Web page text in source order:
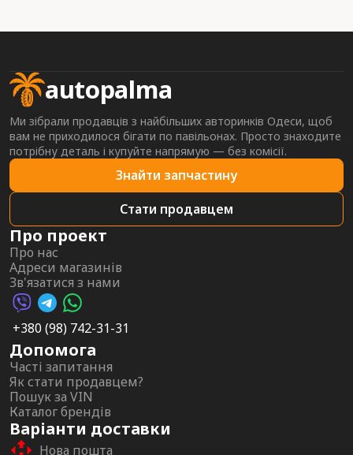
autopalma
Ми зібрали продавців з найбільших авторинків Одеси, щоб
вам не приходилося бігати по павільонах. Просто знаходите
потрібну деталь і купуйте напрямую — без комісії.
Знайти запчастину
Стати продавцем
Про проект
Про нас
Адреси магазинів
Зв'язатися з нами
Viber AutoPalma
Telegram AutoPalma
WhatsApp AutoPalma
+380 (98) 742-31-31
Допомога
Часті запитання
Як стати продавцем?
Пошук за VIN
Каталог брендів
Варіанти доставки
Нова пошта